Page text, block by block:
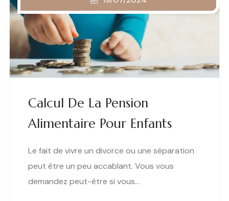
Calcul De La Pension
Alimentaire Pour Enfants
Le fait de vivre un divorce ou une séparation
peut être un peu accablant. Vous vous
demandez peut-être si vous…